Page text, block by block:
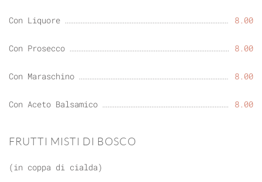
Con Liquore 8.00
Con Prosecco 8.00
Con Maraschino 8.00
Con Aceto Balsamico 8.00
FRUTTI MISTI DI BOSCO
(in coppa di cialda)